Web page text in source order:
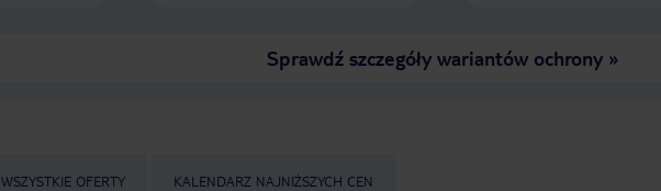
Sprawdź szczegóły wariantów ochrony»
WSZYSTKIE OFERTY KALENDARZ NAJNIŻSZYCH CEN